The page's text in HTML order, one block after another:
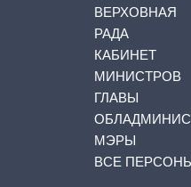
ВЕРХОВНАЯ
РАДА
КАБИНЕТ
МИНИСТРОВ
ГЛАВЫ
МЭРЫ
ВСЕ